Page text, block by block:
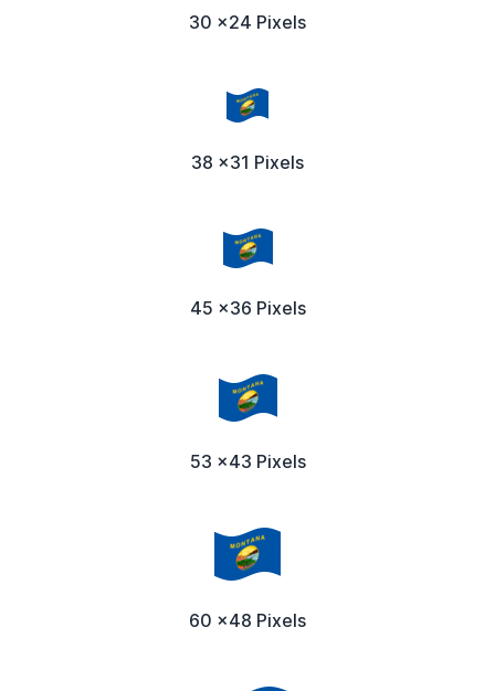
30 x24 Pixels
38 x31 Pixels
45 x36 Pixels
53 x43 Pixels
60 x48 Pixels